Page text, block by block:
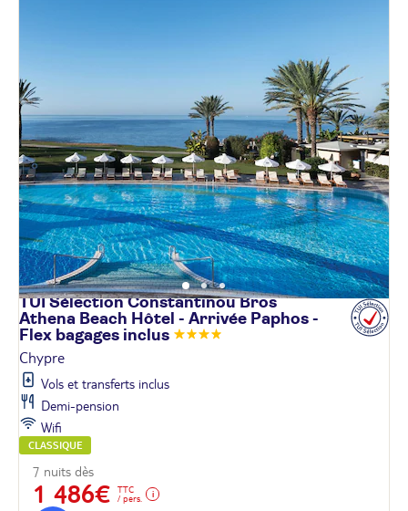
TUI Sélection Constantinou Bros
Athena Beach Hôtel - Arrivée Paphos -
Flex bagages inclus
Chypre
Vols et transferts inclus
Demi-pension
Wifi
CLASSIQUE
7 nuits dès
1 486€
TTC
/ pers.